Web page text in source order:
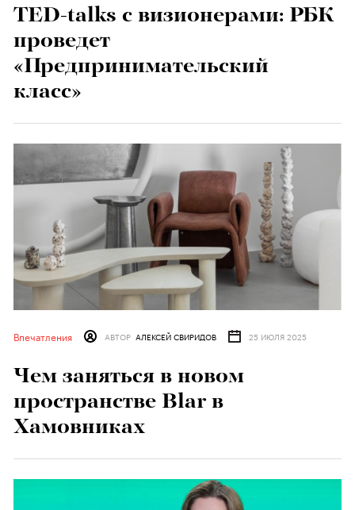
TED-talks с визионерами: РБК
проведет
«Предпринимательский
класс»
Впечатления АВТОР АЛЕКСЕЙ СВИРИДОВ 25 ИЮЛЯ 2025
Чем заняться в новом
пространстве Blar в
Хамовниках